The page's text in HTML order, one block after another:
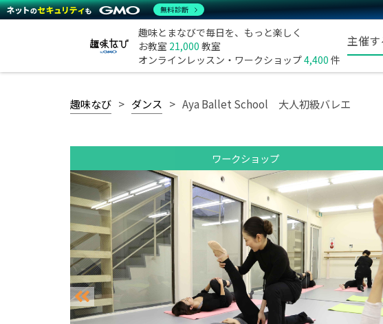
趣味とまなびで毎日を、もっと楽しく
お教室 21,000 教室
オンラインレッスン・ワークショップ4,400 件
主催す
趣味なび ダンス Aya Ballet School 大人初級バレエ
ワークショップ
無料診断